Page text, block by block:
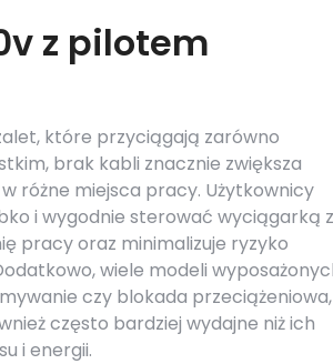
z pilotem
które przyciągają zarówno
brak kabli znacznie zwiększa
różne miejsca pracy. Użytkownicy
i wygodnie sterować wyciągarką z
pracy oraz minimalizuje ryzyko
wiele modeli
czy blokada przeciążeniowa,
często bardziej wydajne niż ich
i energii.